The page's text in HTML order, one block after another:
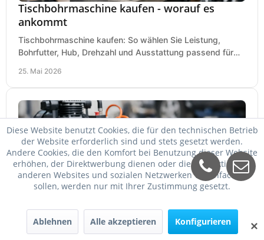
Tischbohrmaschine kaufen - worauf es
ankommt
Tischbohrmaschine kaufen: So wählen Sie Leistung,
Bohrfutter, Hub, Drehzahl und Ausstattung passend für
25. Mai 2026
Welcher Kompressor für Schlagschrauber?
Welcher Kompressor für Schlagschrauber passt? So
✕
Diese Website benutzt Cookies, die für den technischen Betrieb
der Website erforderlich sind und stets gesetzt werden.
Andere Cookies, die den Komfort bei Benutzung dieser Website
erhöhen, der Direktwerbung dienen oder die Interaktion mit
anderen Websites und sozialen Netzwerken vereinfachen
sollen, werden nur mit Ihrer Zustimmung gesetzt.
Ablehnen Alle akzeptieren Konfigurieren